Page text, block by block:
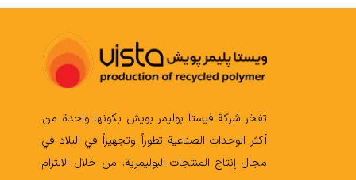
تفخر شركة فيستا بوليمر بويش بكونها واحدة من
أكثر الوحدات الصناعية تطوراً وتجهيزاً في البلاد في
مجال إنتاج المنتجات البوليمرية. من خلال الالتزام